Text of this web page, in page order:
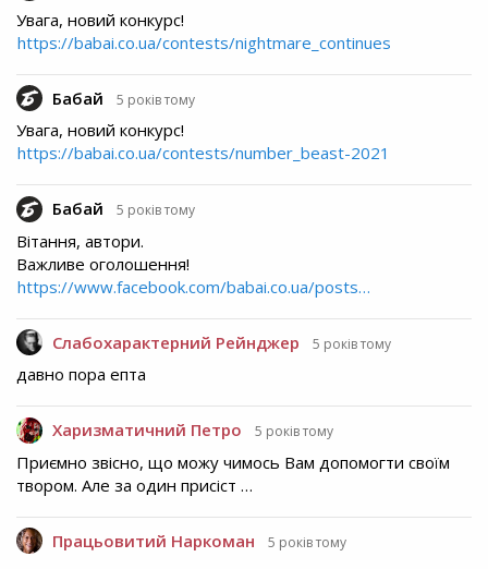
Увага, новий конкурс!
https://babai.co.ua/contests/nightmare_continues
Бабай 5 років тому
Увага, новий конкурс!
https://babai.co.ua/contests/number_beast-2021
Бабай 5 років тому
Вітання, автори.
Важливе оголошення!
https://www.facebook.com/babai.co.ua/posts…
Слабохарактерний Рейнджер 5 років тому
давно пора епта
Харизматичний Петро 5 років тому
Приємно звісно, що можу чимось Вам допомогти своїм
твором. Але за один присіст …
Працьовитий Наркоман 5 років тому